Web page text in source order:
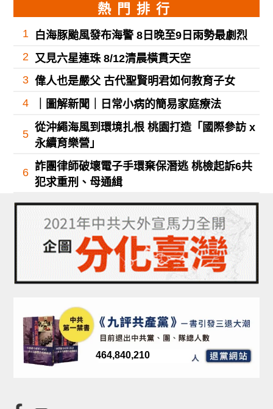
熱門排行
1 白海豚颱風發布海警 8日晚至9日雨勢最劇烈
2 又見六星連珠 8/12清晨橫貫天空
3 偉人也是嚴父 古代聖賢明君如何教育子女
4
｜圖解新聞｜日常小病的簡易家庭療法
5
從沖繩海風到環境扎根 桃園打造「國際參訪 x
永續育樂營」
6
詐團律師破壞電子手環棄保潛逃 桃檢起訴6共
犯求重刑、母通緝
464,840,210